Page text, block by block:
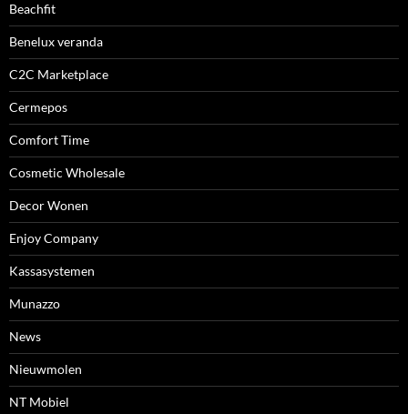
Beachfit
Benelux veranda
C2C Marketplace
Cermepos
Comfort Time
Cosmetic Wholesale
Decor Wonen
Enjoy Company
Kassasystemen
Munazzo
News
Nieuwmolen
NT Mobiel